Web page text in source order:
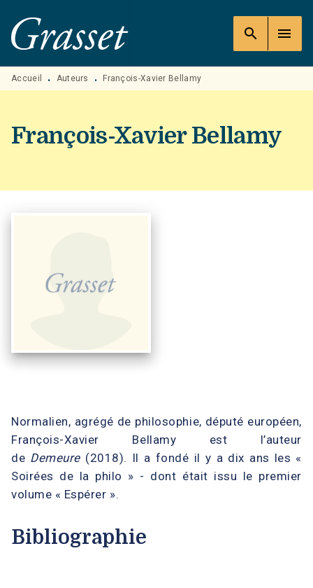
MENU RECHERCHE
PIED DE PAGE
search menu
Accueil • Auteurs • François-Xavier Bellamy
François-Xavier Bellamy
Normalien, agrégé de philosophie, député européen,
François-Xavier Bellamy est l’auteur
de Demeure(2018). Il a fondé il y a dix ans les «
Soirées de la philo » - dont était issu le premier
volume « Espérer ».
Bibliographie